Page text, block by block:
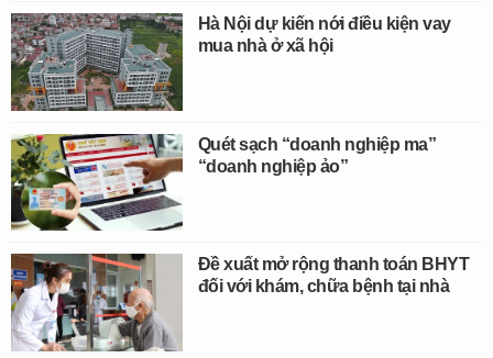
Hà Nội dự kiến nới điều kiện vay
mua nhà ở xã hội
Quét sạch “doanh nghiệp ma”
“doanh nghiệp ảo”
Đề xuất mở rộng thanh toán BHYT
đối với khám, chữa bệnh tại nhà